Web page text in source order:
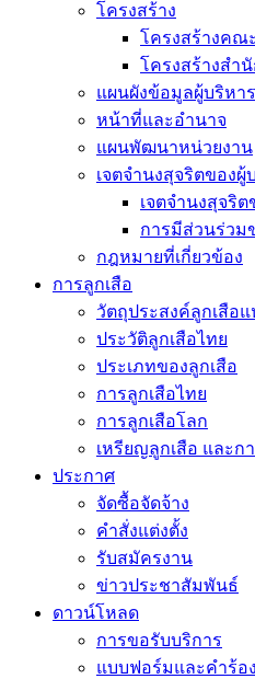
โครงสร้าง
โครงสร้างคณ
โครงสร้างสำ
แผนผังข้อมูลผู้บริหาร
หน้าที่และอำนาจ
แผนพัฒนาหน่วยงาน
เจตจำนงสุจริตของผู้
เจตจำนงสุจริ
การมีส่วนร่วม
กฎหมายที่เกี่ยวข้อง
การลูกเสือ
วัตถุประสงค์ลูกเสือ
ประวัติลูกเสือไทย
ประเภทของลูกเสือ
การลูกเสือไทย
การลูกเสือโลก
เหรียญลูกเสือ และก
ประกาศ
จัดซื้อจัดจ้าง
คำสั่งแต่งตั้ง
รับสมัครงาน
ข่าวประชาสัมพันธ์
ดาวน์โหลด
การขอรับบริการ
แบบฟอร์มและคำร้อง